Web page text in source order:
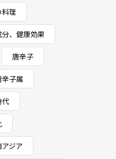
理
、健康効果
唐辛子
辛子属
代
ジア